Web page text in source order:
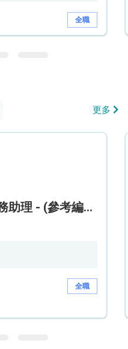
全職
更多
招聘日 - 三級病人服務助理 - (參考編號: HKWCS260107)
全職